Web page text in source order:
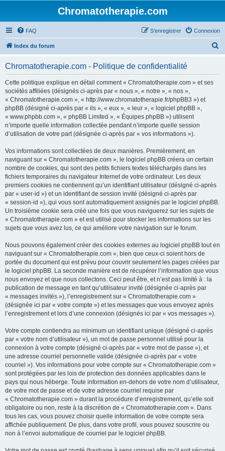
Chromatotherapie.com
FAQ Connexion
S’enregistrer
Index du forum
Chromatotherapie.com - Politique de confidentialité
Cette politique explique en détail comment « Chromatotherapie.com » et ses
sociétés affiliées (désignés ci-après par « nous », « notre », « nos »,
« Chromatotherapie.com », « http://www.chromatotherapie.fr/phpBB3 ») et
phpBB (désigné ci-après par « ils », « eux », « leur », « logiciel phpBB »,
« www.phpbb.com », « phpBB Limited », « Équipes phpBB ») utilisent
n’importe quelle information collectée pendant n’importe quelle session
d’utilisation de votre part (désignée ci-après par « vos informations »).
Vos informations sont collectées de deux manières. Premièrement, en
naviguant sur « Chromatotherapie.com », le logiciel phpBB créera un certain
nombre de cookies, qui sont des petits fichiers textes téléchargés dans les
fichiers temporaires du navigateur Internet de votre ordinateur. Les deux
premiers cookies ne contiennent qu’un identifiant utilisateur (désigné ci-après
par « user-id ») et un identifiant de session invité (désigné ci-après par
« session-id »), qui vous sont automatiquement assignés par le logiciel phpBB.
Un troisième cookie sera créé une fois que vous naviguerez sur les sujets de
« Chromatotherapie.com » et est utilisé pour stocker les informations sur les
sujets que vous avez lus, ce qui améliore votre navigation sur le forum.
Nous pouvons également créer des cookies externes au logiciel phpBB tout en
naviguant sur « Chromatotherapie.com », bien que ceux-ci soient hors de
portée du document qui est prévu pour couvrir seulement les pages créées par
le logiciel phpBB. La seconde manière est de récupérer l’information que vous
nous envoyez et que nous collectons. Ceci peut être, et n’est pas limité à : la
publication de message en tant qu’utilisateur invité (désignée ci-après par
« messages invités »), l’enregistrement sur « Chromatotherapie.com »
(désignée ici par « votre compte ») et les messages que vous envoyez après
l’enregistrement et lors d’une connexion (désignés ici par « vos messages »).
Votre compte contiendra au minimum un identifiant unique (désigné ci-après
par « votre nom d’utilisateur »), un mot de passe personnel utilisé pour la
connexion à votre compte (désigné ci-après par « votre mot de passe »), et
une adresse courriel personnelle valide (désignée ci-après par « votre
courriel »). Vos informations pour votre compte sur « Chromatotherapie.com »
sont protégées par les lois de protection des données applicables dans le
pays qui nous héberge. Toute information en-dehors de votre nom d’utilisateur,
de votre mot de passe et de votre adresse courriel requise par
« Chromatotherapie.com » durant la procédure d’enregistrement, qu’elle soit
obligatoire ou non, reste à la discrétion de « Chromatotherapie.com ». Dans
tous les cas, vous pouvez choisir quelle information de votre compte sera
affichée publiquement. De plus, dans votre profil, vous pouvez souscrire ou
non à l’envoi automatique de courriel par le logiciel phpBB.